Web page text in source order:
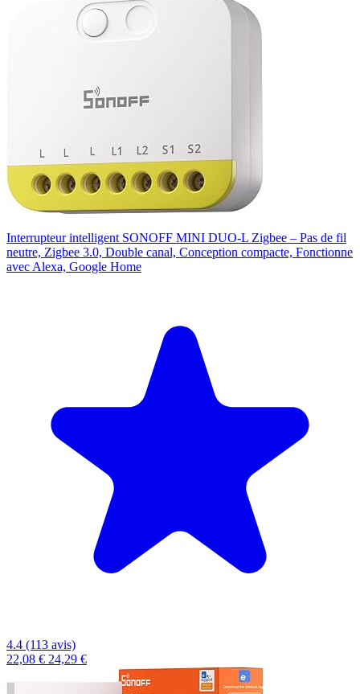
Interrupteur intelligent SONOFF MINI DUO-L Zigbee – Pas de fil
neutre, Zigbee 3.0, Double canal, Conception compacte, Fonctionne
avec Alexa, Google Home
4.4 (113 avis)
22,08 € 24,29 €